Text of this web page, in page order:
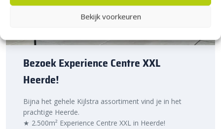
Bekijk voorkeuren
Bezoek Experience Centre XXL
Heerde!
Bijna het gehele Kijlstra assortiment vind je in het
prachtige Heerde.
★ 2.500m² Experience Centre XXL in Heerde!